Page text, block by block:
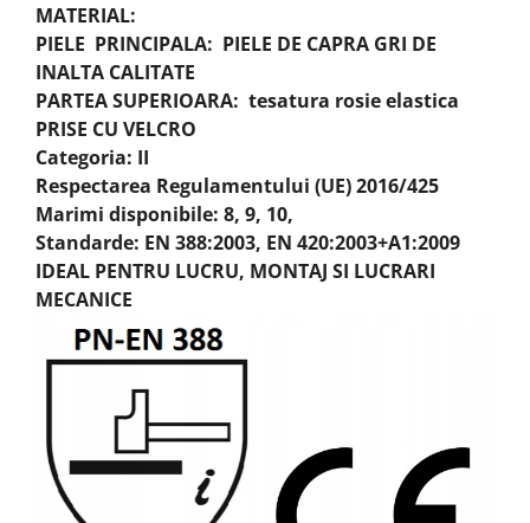
MATERIAL:
PIELE PRINCIPALA: PIELE DE CAPRA GRI DE
INALTA CALITATE
PARTEA SUPERIOARA: tesatura rosie elastica
PRISE CU VELCRO
Categoria: II
Respectarea Regulamentului (UE) 2016/425
Marimi disponibile: 8, 9, 10,
Standarde: EN 388:2003, EN 420:2003+A1:2009
IDEAL PENTRU LUCRU, MONTAJ SI LUCRARI
MECANICE